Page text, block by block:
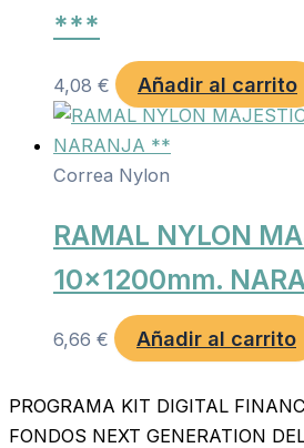
***
4,08 € Añadir al carrito
Correa Nylon
RAMAL NYLON
10x1200mm.
6,66 € Añadir al carrito
PROGRAMA KIT DIGITAL
FONDOS NEXT GENERATION